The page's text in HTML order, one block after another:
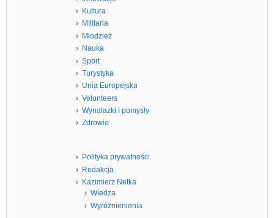
Kultura
MIlitaria
Młodzież
Nauka
Sport
Turystyka
Unia Europejska
Volunteers
Wynalazki i pomysły
Zdrowie
Polityka prywatności
Redakcja
Kazimierz Netka
Wiedza
Wyróżnienienia